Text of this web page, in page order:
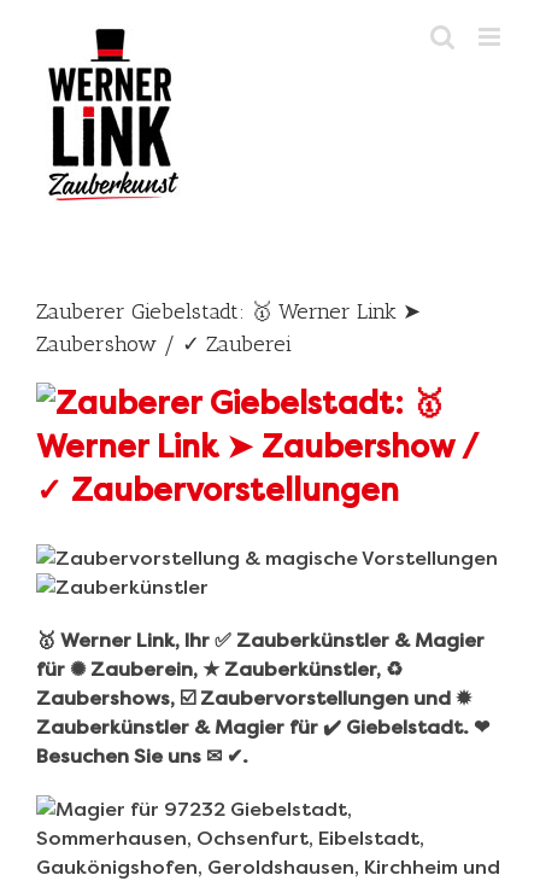
content
Zauberer Giebelstadt: 🥇 Werner Link ➤
Zaubershow / ✓ Zauberei
🥇 Werner Link, Ihr ✅ Zauberkünstler & Magier
für ✺ Zauberein, ★ Zauberkünstler, ♻
Zaubershows, ☑️ Zaubervorstellungen und ✹
Zauberkünstler & Magier für ✔️ Giebelstadt. ❤
Besuchen Sie uns ✉ ✔.